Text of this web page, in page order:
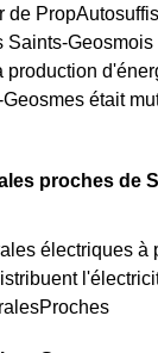
de
Saints-
production
était
proches de
électriques à